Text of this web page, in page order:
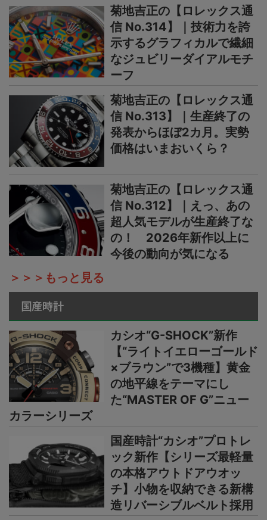
菊地吉正の【ロレックス通
信 No.314】｜技術力を誇
示するグラフィカルで繊細
なジュビリーダイアルモチ
ーフ
菊地吉正の【ロレックス通
信 No.313】｜生産終了の
発表からほぼ2カ月。実勢
価格はいまおいくら？
菊地吉正の【ロレックス通
信 No.312】｜えっ、あの
超人気モデルが生産終了な
の！ 2026年新作以上に
今後の動向が気になる
＞＞＞もっと見る
国産時計
カシオ“G-SHOCK”新作
【“ライトイエローゴールド
×ブラウン”で3機種】黄金
の地平線をテーマにし
た“MASTER OF G”ニュー
カラーシリーズ
国産時計“カシオ”プロトレ
ック新作【シリーズ最軽量
の本格アウトドアウオッ
チ】小物を収納できる新構
造リバーシブルベルト採用